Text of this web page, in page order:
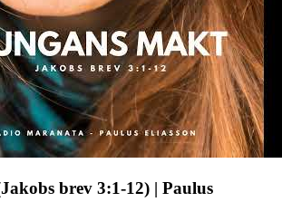
brev 3:1-12) | Paulus